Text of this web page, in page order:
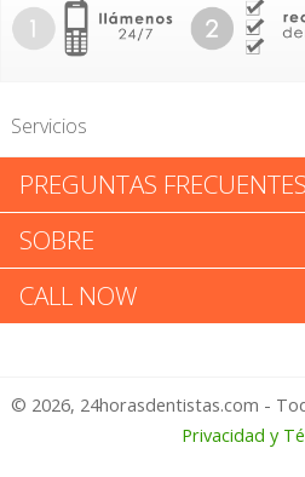
Servicios
Michael I Kramer DMD
Michael I Kramer
tu Experiencia
1 – No Feliz
PREGUNTAS FRECUENTES
SOBRE
CALL NOW
© 2026, 24horasdentistas.com -
Privacidad y